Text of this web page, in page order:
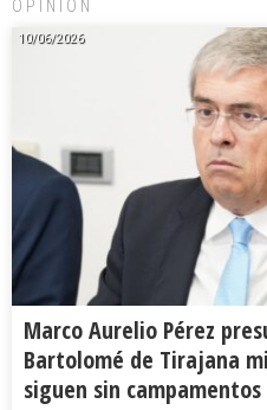
OPINIÓN
10/06/2026
Marco Aurelio Pérez
Bartolomé de Tirajana
siguen sin